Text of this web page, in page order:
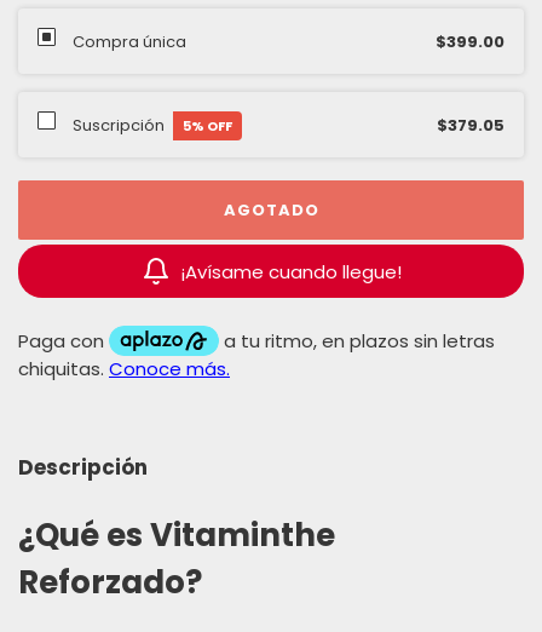
Compra única $399.00
Suscripción 5% OFF $379.05
¡Avísame cuando llegue!
Descripción
¿Qué es Vitaminthe
Reforzado?